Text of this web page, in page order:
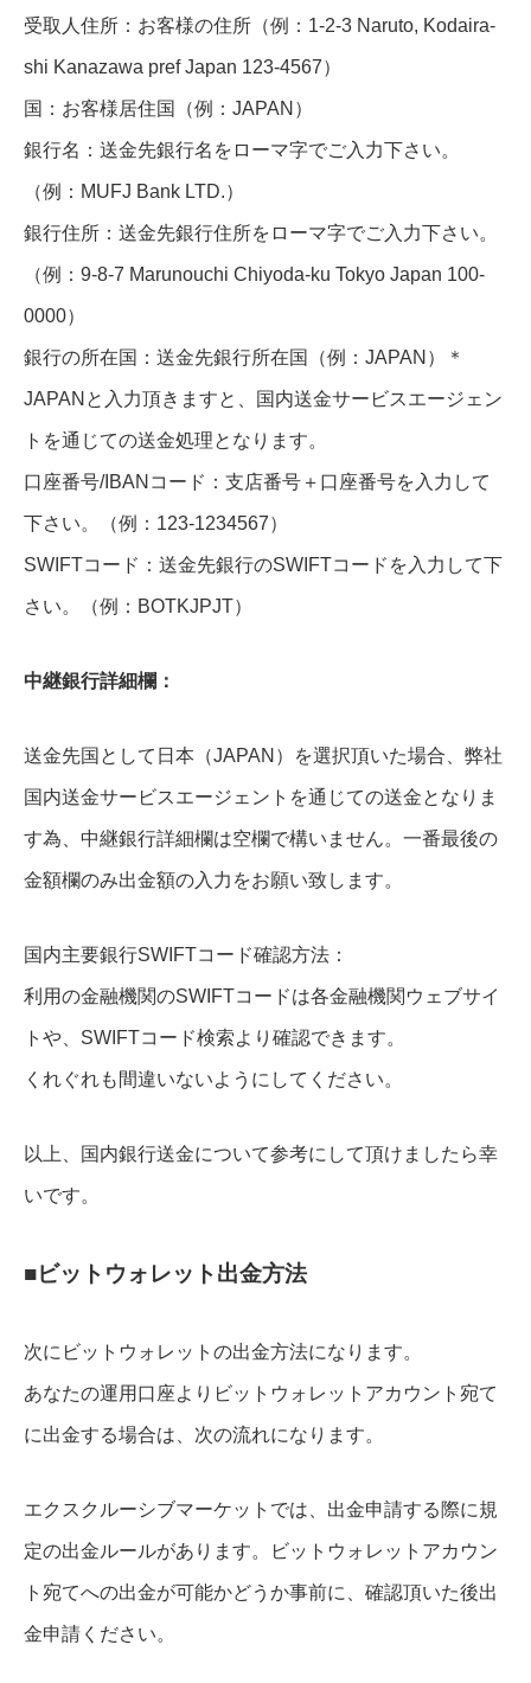
受取人住所：お客様の住所（例：1-2-3 Naruto, Kodaira-
shi Kanazawa pref Japan 123-4567）
国：お客様居住国（例：JAPAN）
銀行名：送金先銀行名をローマ字でご入力下さい。
（例：MUFJ Bank LTD.）
銀行住所：送金先銀行住所をローマ字でご入力下さい。
（例：9-8-7 Marunouchi Chiyoda-ku Tokyo Japan 100-
0000）
銀行の所在国：送金先銀行所在国（例：JAPAN）＊
JAPANと入力頂きますと、国内送金サービスエージェン
トを通じての送金処理となります。
口座番号/IBANコード：支店番号＋口座番号を入力して
下さい。（例：123-1234567）
SWIFTコード：送金先銀行のSWIFTコードを入力して下
さい。（例：BOTKJPJT）
中継銀行詳細欄：
送金先国として日本（JAPAN）を選択頂いた場合、弊社
国内送金サービスエージェントを通じての送金となりま
す為、中継銀行詳細欄は空欄で構いません。一番最後の
金額欄のみ出金額の入力をお願い致します。
国内主要銀行SWIFTコード確認方法：
利用の金融機関のSWIFTコードは各金融機関ウェブサイ
トや、SWIFTコード検索より確認できます。
くれぐれも間違いないようにしてください。
以上、国内銀行送金について参考にして頂けましたら幸
いです。
■ビットウォレット出金方法
次にビットウォレットの出金方法になります。
あなたの運用口座よりビットウォレットアカウント宛て
に出金する場合は、次の流れになります。
エクスクルーシブマーケットでは、出金申請する際に規
定の出金ルールがあります。ビットウォレットアカウン
ト宛てへの出金が可能かどうか事前に、確認頂いた後出
金申請ください。